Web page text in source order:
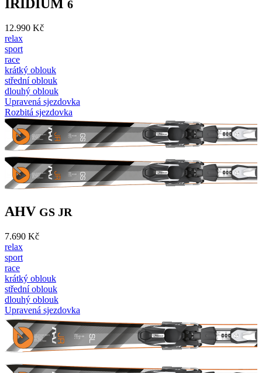
IRIDIUM 6
12.990 Kč
relax
sport
race
krátký oblouk
střední oblouk
dlouhý oblouk
Upravená sjezdovka
Rozbitá sjezdovka
AHV GS JR
7.690 Kč
relax
sport
race
krátký oblouk
střední oblouk
dlouhý oblouk
Upravená sjezdovka